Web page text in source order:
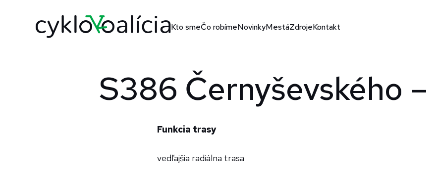
Kto smeČo robímeNovinkyMestáZdrojeKontakt
S386 Černyševského
Funkcia trasy
vedľajšia radiálna trasa